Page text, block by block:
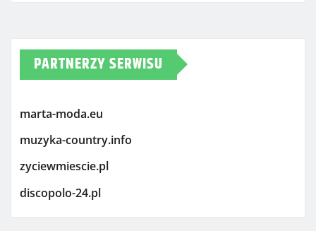
PARTNERZY SERWISU
marta-moda.eu
muzyka-country.info
zyciewmiescie.pl
discopolo-24.pl